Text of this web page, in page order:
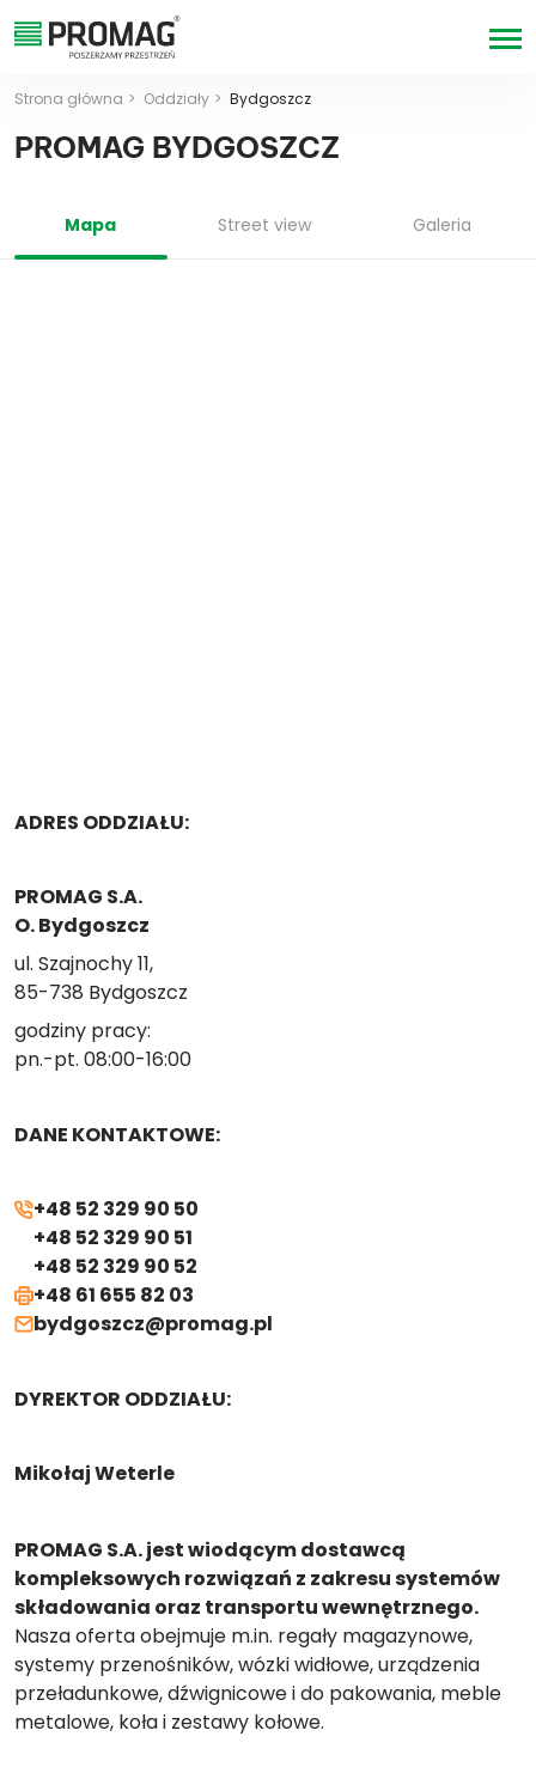
Strona główna Oddziały Bydgoszcz
PROMAG BYDGOSZCZ
Mapa Street view Galeria
ADRES ODDZIAŁU:
PROMAG S.A.
O. Bydgoszcz
ul. Szajnochy 11,
85-738 Bydgoszcz
godziny pracy:
pn.-pt. 08:00-16:00
DANE KONTAKTOWE:
+48 52 329 90 50
+48 52 329 90 51
+48 52 329 90 52
+48 61 655 82 03
bydgoszcz@promag.pl
DYREKTOR ODDZIAŁU:
Mikołaj Weterle
PROMAG S.A. jest wiodącym dostawcą
kompleksowych rozwiązań z zakresu systemów
składowania oraz transportu wewnętrznego.
Nasza oferta obejmuje m.in. regały magazynowe,
systemy przenośników, wózki widłowe, urządzenia
przeładunkowe, dźwignicowe i do pakowania, meble
metalowe, koła i zestawy kołowe.